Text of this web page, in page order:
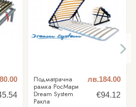
Подматрачна
рамка РосМари
Dream System
Ракла
лв.184.00
€94.12